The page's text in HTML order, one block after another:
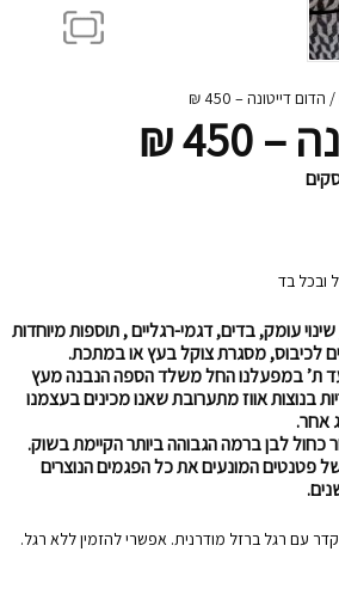
דייטונה – 450 ₪
₪
בד
עומק, בדים, דגמי-רגליים , תוספות מיוחדות
לכיבוס, מסגרת צוקל בעץ או במתכת.
ת’ במפעלנו החל משלד הספה הנבנה מעץ
בנוצות אווז מתערובת שאנו מכינים בעצמנו
כחול לבן ברמה הגבוהה ביותר הקיימת בשוק.
המונעים את כל הפגמים הנוצרים
עם רגל ברזל מודרנית. אפשרי להזמין ללא רגל.